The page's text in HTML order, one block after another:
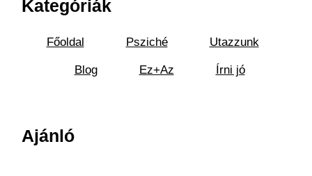
Kategóriák
Főoldal Psziché Utazzunk
Blog Ez+Az Írni jó
Ajánló